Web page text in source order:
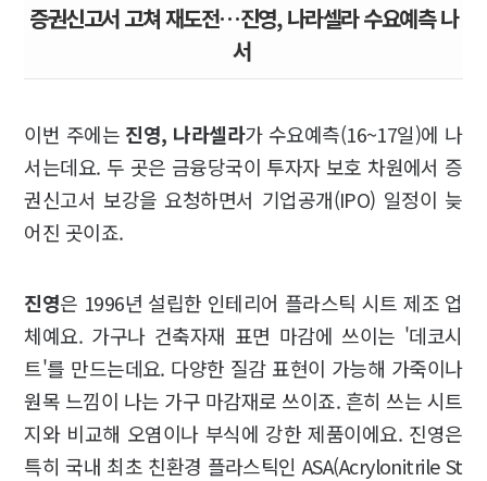
증권신고서 고쳐 재도전…진영, 나라셀라 수요예측 나
서
이번 주에는 진영, 나라셀라가 수요예측(16~17일)에 나
서는데요. 두 곳은 금융당국이 투자자 보호 차원에서 증
권신고서 보강을 요청하면서 기업공개(IPO) 일정이 늦
어진 곳이죠.
진영은 1996년 설립한 인테리어 플라스틱 시트 제조 업
체예요. 가구나 건축자재 표면 마감에 쓰이는 '데코시
트'를 만드는데요. 다양한 질감 표현이 가능해 가죽이나
원목 느낌이 나는 가구 마감재로 쓰이죠. 흔히 쓰는 시트
지와 비교해 오염이나 부식에 강한 제품이에요. 진영은
특히 국내 최초 친환경 플라스틱인 ASA(Acrylonitrile St